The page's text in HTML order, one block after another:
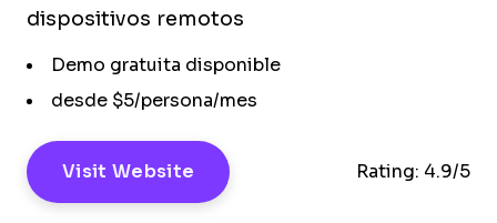
dispositivos remotos
Demo gratuita disponible
desde $5/persona/mes
Visit Website Rating: 4.9/5